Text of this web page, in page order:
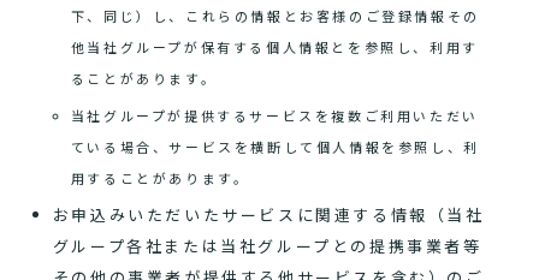
下、同じ）し、これらの情報とお客様のご登録情報その
他当社グループが保有する個人情報とを参照し、利用す
ることがあります。
当社グループが提供するサービスを複数ご利用いただい
ている場合、サービスを横断して個人情報を参照し、利
用することがあります。
お申込みいただいたサービスに関連する情報（当社
グループ各社または当社グループとの提携事業者等